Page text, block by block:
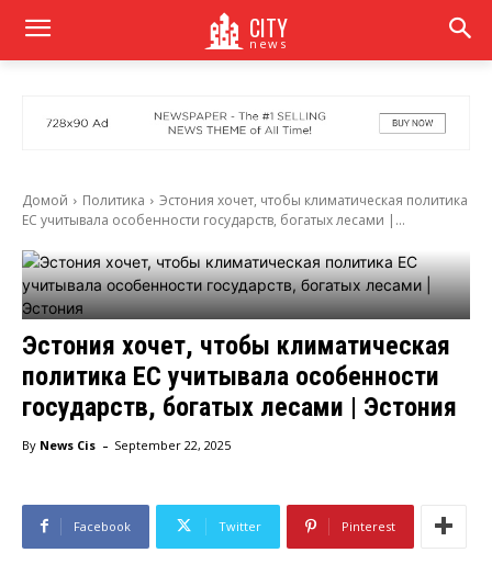
CITY
news
Домой Политика
Эстония хочет, чтобы климатическая политика
ЕС учитывала особенности государств, богатых лесами |...
Эстония хочет, чтобы климатическая
политика ЕС учитывала особенности
государств, богатых лесами | Эстония
By News Cis - September 22, 2025
Facebook Twitter Pinterest